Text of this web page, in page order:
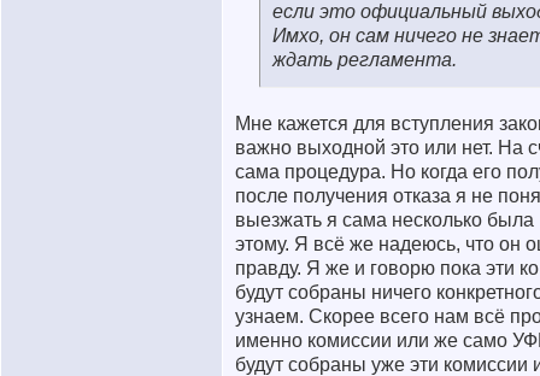
если это официальный
Имхо, он сам ничего не
ждать регламента.
Мне кажется для вступления
важно выходной это или нет. На
сама процедура. Но когда его
после получения отказа я не
выезжать я сама несколько
этому. Я всё же надеюсь, что он
правду. Я же и говорю пока эти
будут собраны ничего
узнаем. Скорее всего нам всё
именно комиссии или же само
будут собраны уже эти комиссии